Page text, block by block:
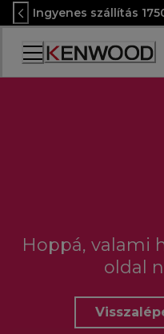
Skip
to
Content
Ingyenes szállítás
Accessibility
Statement
Hoppá, valami
oldal